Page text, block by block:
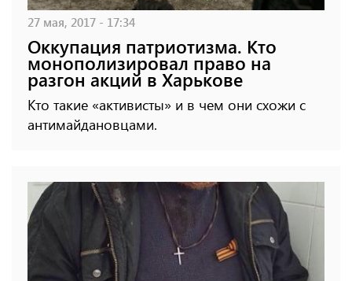
27 мая, 2017 - 17:34
Оккупация патриотизма. Кто
монополизировал право на
разгон акций в Харькове
Кто такие «активисты» и в чем они схожи с
антимайдановцами.